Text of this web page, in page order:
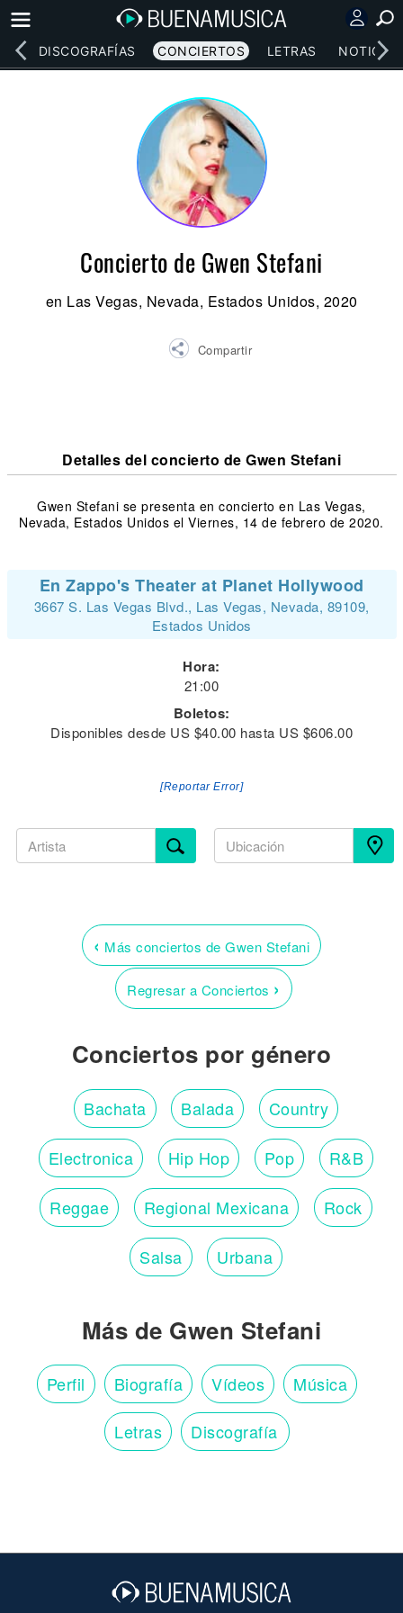
DISCOGRAFÍAS CONCIERTOS LETRAS NOTICIAS
Concierto de Gwen Stefani
en Las Vegas, Nevada, Estados Unidos, 2020
Compartir
Detalles del concierto de Gwen Stefani
Gwen Stefani se presenta en concierto en Las Vegas,
Nevada, Estados Unidos el Viernes, 14 de febrero de 2020.
En Zappo's Theater at Planet Hollywood
3667 S. Las Vegas Blvd., Las Vegas, Nevada, 89109,
Estados Unidos
Hora:
21:00
Boletos:
Disponibles desde US $40.00 hasta US $606.00
[Reportar Error]
‹ Más conciertos de Gwen Stefani
Regresar a Conciertos ›
Conciertos por género
Bachata Balada Country
Electronica Hip Hop Pop R&B
Reggae Regional Mexicana Rock
Salsa Urbana
Más de Gwen Stefani
Perfil Biografía Vídeos Música
Letras Discografía